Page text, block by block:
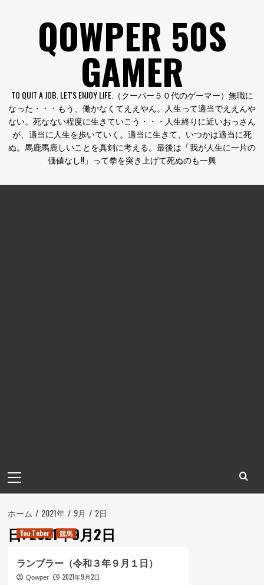
QOWPER 50S
GAMER
TO QUIT A JOB. LET'S ENJOY LIFE.（クーパー５０代のゲーマー）無職に
なった・・・もう、働かなくてええやん。人生って適当でええんや
ない。死なない程度に生きていこう・・・人生終りに近いおっさん
が、適当に人生を歩いていく。適当に生きて、いつかは適当に死
ぬ。馬鹿馬鹿しいことを真剣に考える。最後は「我が人生に一片の
価値なし!!」って拳を突き上げて死ぬのも一興
イ
ン
メ
ニ
ュ
ホーム 2021年 9月 2日
日:2021年9月2日
You Tuber 競馬
ランブラー（令和３年９月１日）
Qowper 2021年9月2日